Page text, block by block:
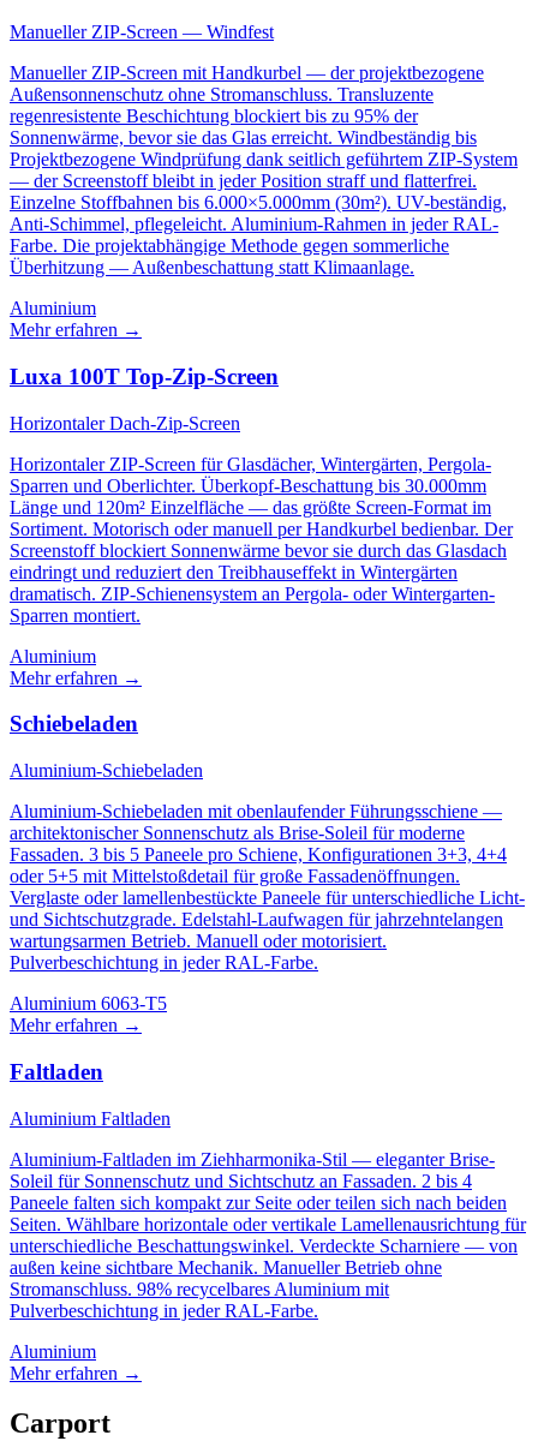
Manueller ZIP-Screen — Windfest
Manueller ZIP-Screen mit Handkurbel — der projektbezogene
Außensonnenschutz ohne Stromanschluss. Transluzente
regenresistente Beschichtung blockiert bis zu 95% der
Sonnenwärme, bevor sie das Glas erreicht. Windbeständig bis
Projektbezogene Windprüfung dank seitlich geführtem ZIP-System
— der Screenstoff bleibt in jeder Position straff und flatterfrei.
Einzelne Stoffbahnen bis 6.000×5.000mm (30m²). UV-beständig,
Anti-Schimmel, pflegeleicht. Aluminium-Rahmen in jeder RAL-
Farbe. Die projektabhängige Methode gegen sommerliche
Überhitzung — Außenbeschattung statt Klimaanlage.
Aluminium
Mehr erfahren →
Luxa 100T Top-Zip-Screen
Horizontaler Dach-Zip-Screen
Horizontaler ZIP-Screen für Glasdächer, Wintergärten, Pergola-
Sparren und Oberlichter. Überkopf-Beschattung bis 30.000mm
Länge und 120m² Einzelfläche — das größte Screen-Format im
Sortiment. Motorisch oder manuell per Handkurbel bedienbar. Der
Screenstoff blockiert Sonnenwärme bevor sie durch das Glasdach
eindringt und reduziert den Treibhauseffekt in Wintergärten
dramatisch. ZIP-Schienensystem an Pergola- oder Wintergarten-
Sparren montiert.
Aluminium
Mehr erfahren →
Schiebeladen
Aluminium-Schiebeladen
Aluminium-Schiebeladen mit obenlaufender Führungsschiene —
architektonischer Sonnenschutz als Brise-Soleil für moderne
Fassaden. 3 bis 5 Paneele pro Schiene, Konfigurationen 3+3, 4+4
oder 5+5 mit Mittelstoßdetail für große Fassadenöffnungen.
Verglaste oder lamellenbestückte Paneele für unterschiedliche Licht-
und Sichtschutzgrade. Edelstahl-Laufwagen für jahrzehntelangen
wartungsarmen Betrieb. Manuell oder motorisiert.
Pulverbeschichtung in jeder RAL-Farbe.
Aluminium 6063-T5
Mehr erfahren →
Faltladen
Aluminium Faltladen
Aluminium-Faltladen im Ziehharmonika-Stil — eleganter Brise-
Soleil für Sonnenschutz und Sichtschutz an Fassaden. 2 bis 4
Paneele falten sich kompakt zur Seite oder teilen sich nach beiden
Seiten. Wählbare horizontale oder vertikale Lamellenausrichtung für
unterschiedliche Beschattungswinkel. Verdeckte Scharniere — von
außen keine sichtbare Mechanik. Manueller Betrieb ohne
Stromanschluss. 98% recycelbares Aluminium mit
Pulverbeschichtung in jeder RAL-Farbe.
Aluminium
Mehr erfahren →
Carport